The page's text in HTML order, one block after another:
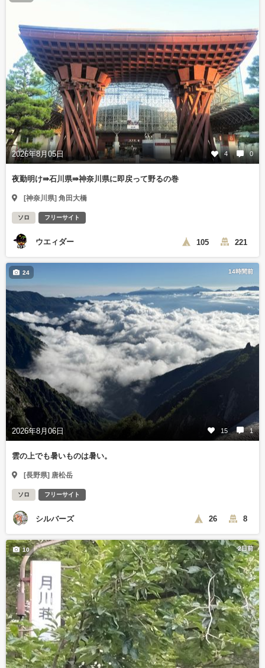
2026年8月05日 4 0
夜勤明け⇛石川県⇛神奈川県に即戻って野るの巻
[神奈川県] 角田大橋
ソロ フリーサイト
ウエィダー 105 221
14時間前
2026年8月06日 15 1
24
雲の上でも暑いものは暑い。
[長野県] 唐松岳
ソロ フリーサイト
シルバーズ 26 8
2日前
10